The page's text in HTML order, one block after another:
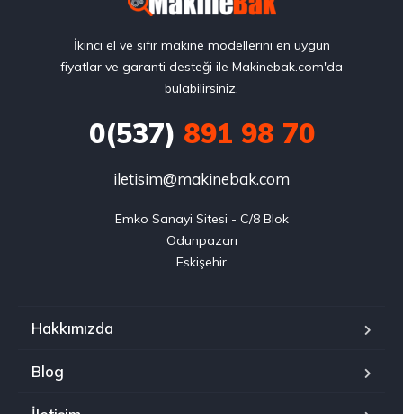
İkinci el ve sıfır makine modellerini en uygun
fiyatlar ve garanti desteği ile Makinebak.com'da
bulabilirsiniz.
0(537) 891 98 70
iletisim@makinebak.com
Emko Sanayi Sitesi - C/8 Blok
Odunpazarı
Eskişehir
Hakkımızda
Blog